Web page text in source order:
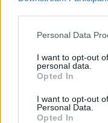
Personal Data
I want to opt-out
personal data.
Opted In
I want to opt-out
Personal Data.
Opted In
Επικεφαλής του
μακρά εμπειρία
τεχνολογίας στα